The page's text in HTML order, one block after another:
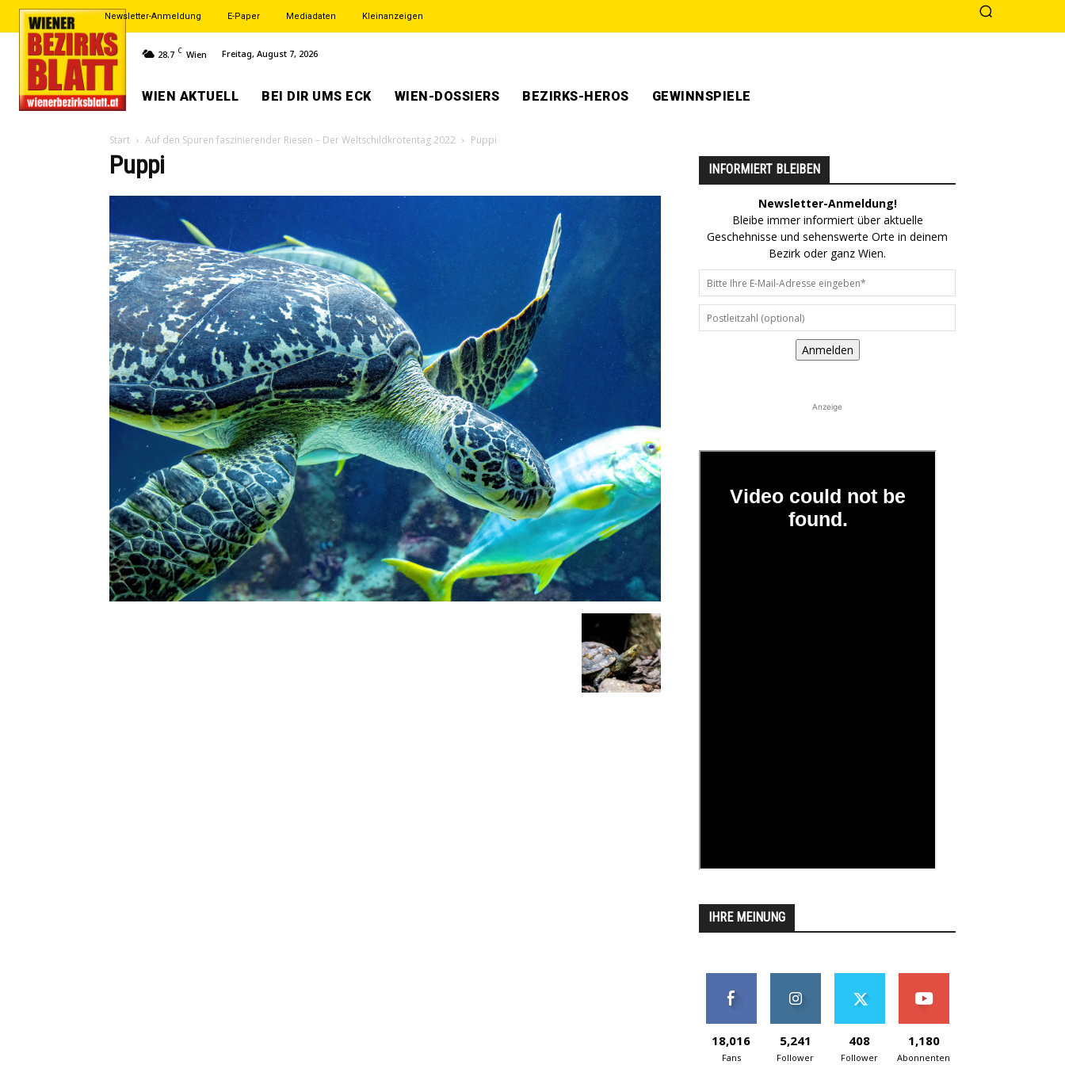
Newsletter-Anmeldung E-Paper Mediadaten Kleinanzeigen
28.7 C Wien Freitag, August 7, 2026
WIEN AKTUELL BEI DIR UMS ECK WIEN-DOSSIERS BEZIRKS-HEROS GEWINNSPIELE
Start Auf den Spuren faszinierender Riesen – Der Weltschildkrötentag 2022 Puppi
Puppi INFORMIERT BLEIBEN
Newsletter-Anmeldung!
Bleibe immer informiert über aktuelle
Geschehnisse und sehenswerte Orte in deinem
Bezirk oder ganz Wien.
Anmelden
Anzeige
IHRE MEINUNG
18,016
Fans
5,241
Follower
408
Follower
1,180
Abonnenten